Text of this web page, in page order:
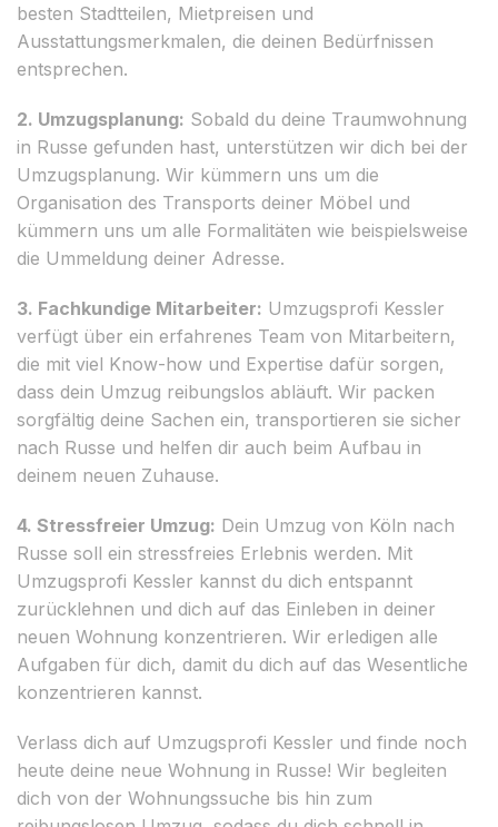
besten Stadtteilen, Mietpreisen und
Ausstattungsmerkmalen, die deinen Bedürfnissen
entsprechen.
2. Umzugsplanung: Sobald du deine Traumwohnung
in Russe gefunden hast, unterstützen wir dich bei der
Umzugsplanung. Wir kümmern uns um die
Organisation des Transports deiner Möbel und
kümmern uns um alle Formalitäten wie beispielsweise
die Ummeldung deiner Adresse.
3. Fachkundige Mitarbeiter: Umzugsprofi Kessler
verfügt über ein erfahrenes Team von Mitarbeitern,
die mit viel Know-how und Expertise dafür sorgen,
dass dein Umzug reibungslos abläuft. Wir packen
sorgfältig deine Sachen ein, transportieren sie sicher
nach Russe und helfen dir auch beim Aufbau in
deinem neuen Zuhause.
4. Stressfreier Umzug: Dein Umzug von Köln nach
Russe soll ein stressfreies Erlebnis werden. Mit
Umzugsprofi Kessler kannst du dich entspannt
zurücklehnen und dich auf das Einleben in deiner
neuen Wohnung konzentrieren. Wir erledigen alle
Aufgaben für dich, damit du dich auf das Wesentliche
konzentrieren kannst.
Verlass dich auf Umzugsprofi Kessler und finde noch
heute deine neue Wohnung in Russe! Wir begleiten
dich von der Wohnungssuche bis hin zum